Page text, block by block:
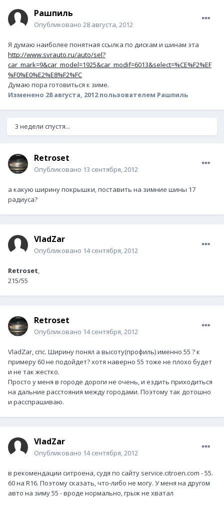
Рашпиль
Опубликовано 28 августа, 2012
Я думаю наиболее понятная ссылка по дискам и шинам эта
http://www.svrauto.ru/auto/sel?
car_mark=9&car_model=1925&car_modif=6013&select=%CE%F2%EF
%F0%E0%E2%E8%F2%FC
Думаю пора готовиться к зиме.
Изменено 28 августа, 2012пользователем Рашпиль
3 недели спустя...
Retroset
Опубликовано 13 сентября, 2012
а какую ширину покрышки, поставить на зимние шины 17
радиуса?
VladZar
Опубликовано 14 сентября, 2012
Retroset,
215/55
Retroset
Опубликовано 14 сентября, 2012
VladZar, спс. Ширину понял а высоту(профиль) именно 55 ? к
примеру 60 не подойдет? хотя наверно 55 тоже не плохо будет
и не так жестко.
Просто у меня в городе дороги не очень, и ездить приходиться
на дальние расстояния между городами. Поэтому так дотошно
и расспрашиваю.
VladZar
Опубликовано 14 сентября, 2012
в рекомендации ситроена, судя по сайту service.citroen.com - 55.
60 на R16. Поэтому сказать, что-либо не могу. У меня на другом
авто на зиму 55 - вроде нормально, грыж не хватал